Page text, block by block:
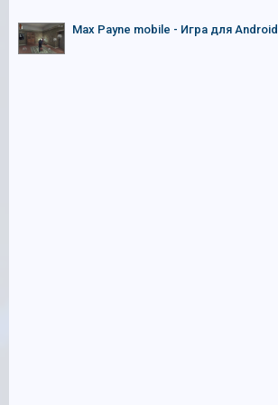
Max Payne mobile - Игра для